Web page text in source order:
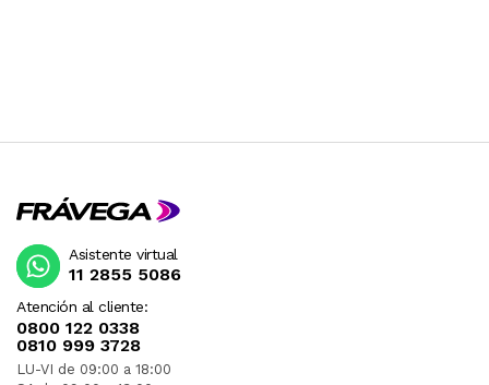
Atención al cliente:
0800 122 0338
0810 999 3728
LU-VI de 09:00 a 18:00
Asistente virtual
11 2855 5086